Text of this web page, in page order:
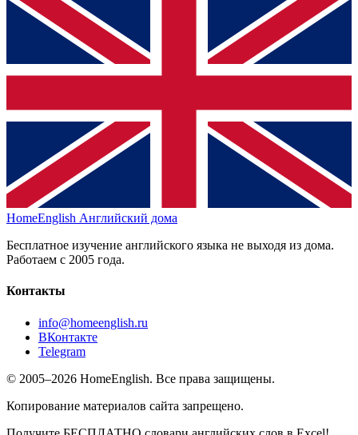
HomeEnglish Английский дома
Бесплатное изучение английского языка не выходя из дома.
Работаем с 2005 года.
Контакты
info@homeenglish.ru
ВКонтакте
Telegram
© 2005–2026 HomeEnglish. Все права защищены.
Копирование материалов сайта запрещено.